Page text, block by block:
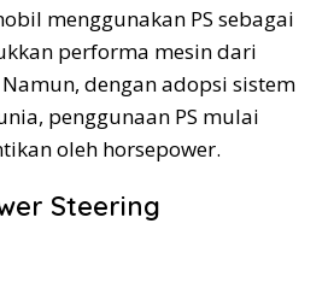
menggunakan PS sebagai
performa mesin dari
dengan adopsi sistem
penggunaan PS mulai
oleh horsepower.
Steering